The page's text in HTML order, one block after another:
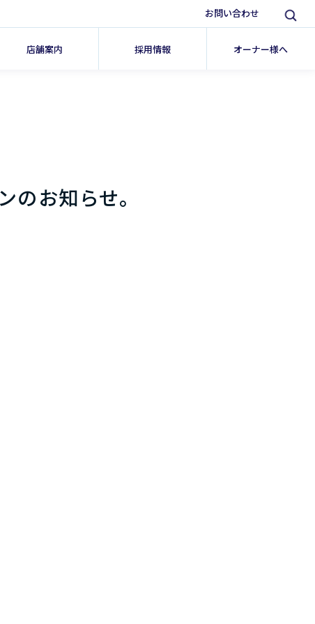
店舗案内 採用情報 オーナー様へ
お問い合わせ
のお知らせ。